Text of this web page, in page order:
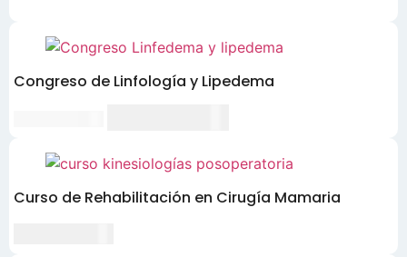
Congreso de Linfología y Lipedema
era:
CLP
es:
CLP
Curso de Rehabilitación en Cirugía Mamaria